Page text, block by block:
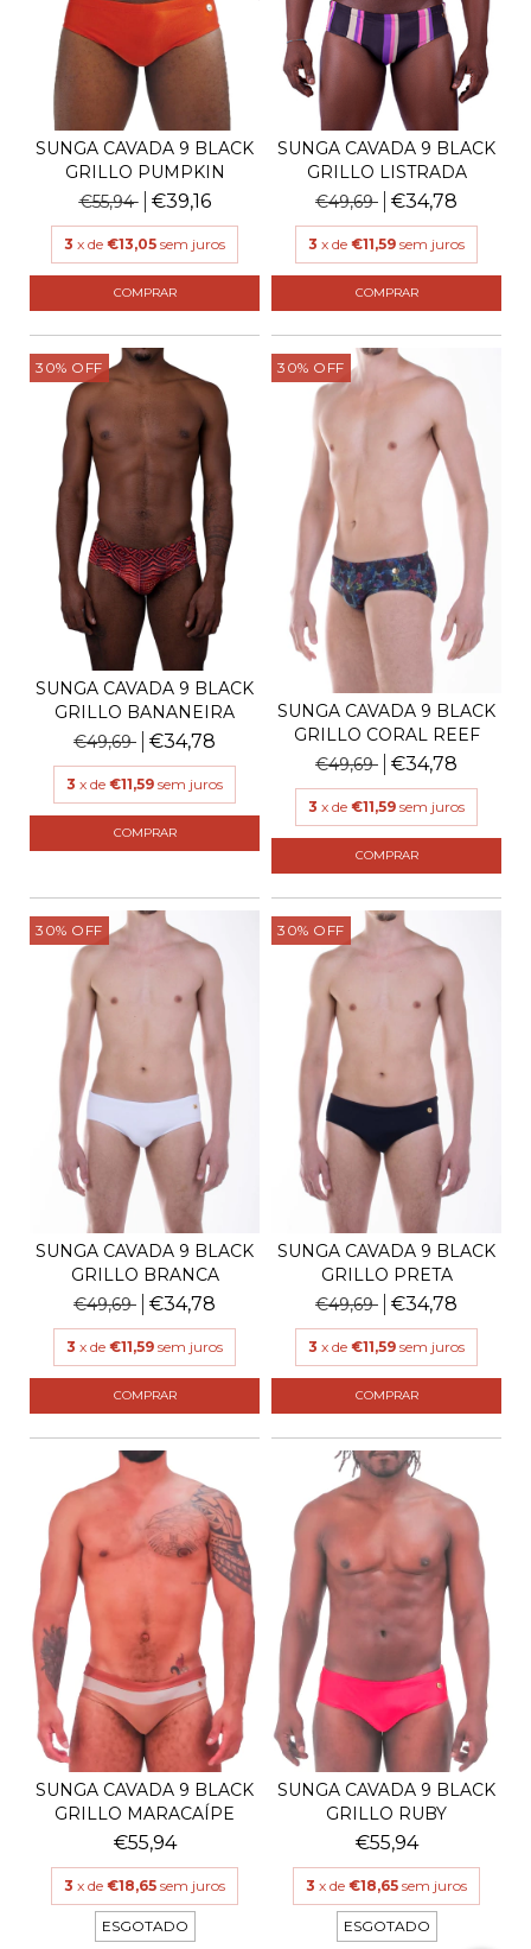
SUNGA CAVADA 9 BLACK
GRILLO PUMPKIN
€55,94
€39,16
3 x de €13,05 sem juros
COMPRAR
SUNGA CAVADA 9 BLACK
GRILLO LISTRADA
€49,69
€34,78
3 x de €11,59 sem juros
COMPRAR
30% OFF
SUNGA CAVADA 9 BLACK
GRILLO BANANEIRA
€49,69
€34,78
3 x de €11,59 sem juros
COMPRAR
30% OFF
SUNGA CAVADA 9 BLACK
GRILLO CORAL REEF
€49,69
€34,78
3 x de €11,59 sem juros
COMPRAR
30% OFF
SUNGA CAVADA 9 BLACK
GRILLO BRANCA
€49,69
€34,78
3 x de €11,59 sem juros
COMPRAR
30% OFF
SUNGA CAVADA 9 BLACK
GRILLO PRETA
€49,69
€34,78
3 x de €11,59 sem juros
COMPRAR
SUNGA CAVADA 9 BLACK
GRILLO MARACAÍPE
€55,94
3 x de €18,65 sem juros
ESGOTADO
SUNGA CAVADA 9 BLACK
GRILLO RUBY
€55,94
3 x de €18,65 sem juros
ESGOTADO